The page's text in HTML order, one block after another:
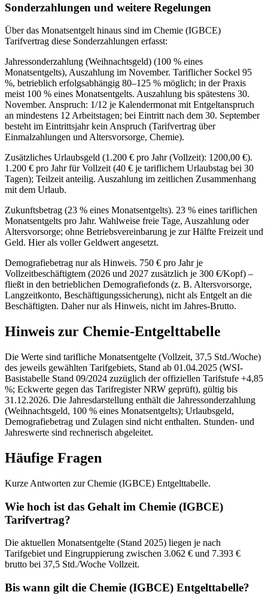
Sonderzahlungen und weitere Regelungen
Über das Monatsentgelt hinaus sind im Chemie (IGBCE)
Tarifvertrag diese Sonderzahlungen erfasst:
Jahressonderzahlung (Weihnachtsgeld) (100 % eines
Monatsentgelts), Auszahlung im November. Tariflicher Sockel 95
%, betrieblich erfolgsabhängig 80–125 % möglich; in der Praxis
meist 100 % eines Monatsentgelts. Auszahlung bis spätestens 30.
November. Anspruch: 1/12 je Kalendermonat mit Entgeltanspruch
an mindestens 12 Arbeitstagen; bei Eintritt nach dem 30. September
besteht im Eintrittsjahr kein Anspruch (Tarifvertrag über
Einmalzahlungen und Altersvorsorge, Chemie).
Zusätzliches Urlaubsgeld (1.200 € pro Jahr (Vollzeit): 1200,00 €).
1.200 € pro Jahr für Vollzeit (40 € je tariflichem Urlaubstag bei 30
Tagen); Teilzeit anteilig. Auszahlung im zeitlichen Zusammenhang
mit dem Urlaub.
Zukunftsbetrag (23 % eines Monatsentgelts). 23 % eines tariflichen
Monatsentgelts pro Jahr. Wahlweise freie Tage, Auszahlung oder
Altersvorsorge; ohne Betriebsvereinbarung je zur Hälfte Freizeit und
Geld. Hier als voller Geldwert angesetzt.
Demografiebetrag nur als Hinweis. 750 € pro Jahr je
Vollzeitbeschäftigtem (2026 und 2027 zusätzlich je 300 €/Kopf) –
fließt in den betrieblichen Demografiefonds (z. B. Altersvorsorge,
Langzeitkonto, Beschäftigungssicherung), nicht als Entgelt an die
Beschäftigten. Daher nur als Hinweis, nicht im Jahres-Brutto.
Hinweis zur Chemie-Entgelttabelle
Die Werte sind tarifliche Monatsentgelte (Vollzeit, 37,5 Std./Woche)
des jeweils gewählten Tarifgebiets, Stand ab 01.04.2025 (WSI-
Basistabelle Stand 09/2024 zuzüglich der offiziellen Tarifstufe +4,85
%; Eckwerte gegen das Tarifregister NRW geprüft), gültig bis
31.12.2026. Die Jahresdarstellung enthält die Jahressonderzahlung
(Weihnachtsgeld, 100 % eines Monatsentgelts); Urlaubsgeld,
Demografiebetrag und Zulagen sind nicht enthalten. Stunden- und
Jahreswerte sind rechnerisch abgeleitet.
Häufige Fragen
Kurze Antworten zur Chemie (IGBCE) Entgelttabelle.
Wie hoch ist das Gehalt im Chemie (IGBCE)
Tarifvertrag?
Die aktuellen Monatsentgelte (Stand 2025) liegen je nach
Tarifgebiet und Eingruppierung zwischen 3.062 € und 7.393 €
brutto bei 37,5 Std./Woche Vollzeit.
Bis wann gilt die Chemie (IGBCE) Entgelttabelle?